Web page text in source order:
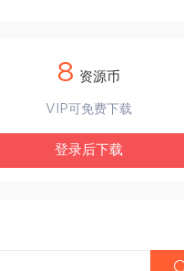
8 资源币
VIP可免费下载
登录后下载